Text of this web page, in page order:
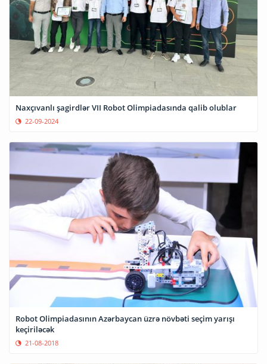
Naxçıvanlı şagirdlər VII Robot Olimpiadasında qalib olublar
22-09-2024
Robot Olimpiadasının Azərbaycan üzrə növbəti seçim yarışı
keçiriləcək
21-08-2018